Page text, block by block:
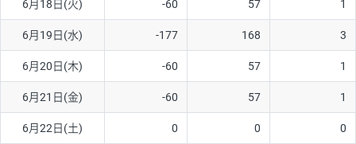
ソ/円は10万通貨単位。
6月18日(火) -60 57 1
6月19日(水) -177 168 3
6月20日(木) -60 57 1
6月21日(金) -60 57 1
6月22日(土) 0 0 0